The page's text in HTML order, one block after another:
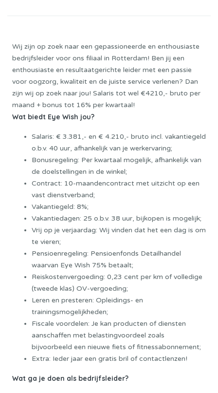
Wij zijn op zoek naar een gepassioneerde en enthousiaste
bedrijfsleider voor ons filiaal in Rotterdam! Ben jij een
enthousiaste en resultaatgerichte leider met een passie
voor oogzorg, kwaliteit en de juiste service verlenen? Dan
zijn wij op zoek naar jou! Salaris tot wel €4210,- bruto per
maand + bonus tot 16% per kwartaal!
Wat biedt Eye Wish jou?
Salaris: € 3.381,- en € 4.210,- bruto incl. vakantiegeld
o.b.v. 40 uur, afhankelijk van je werkervaring;
Bonusregeling: Per kwartaal mogelijk, afhankelijk van
de doelstellingen in de winkel;
Contract: 10-maandencontract met uitzicht op een
vast dienstverband;
Vakantiegeld: 8%;
Vakantiedagen: 25 o.b.v. 38 uur, bijkopen is mogelijk;
Vrij op je verjaardag: Wij vinden dat het een dag is om
te vieren;
Pensioenregeling: Pensioenfonds Detailhandel
waarvan Eye Wish 75% betaalt;
Reiskostenvergoeding: 0,23 cent per km of volledige
(tweede klas) OV-vergoeding;
Leren en presteren: Opleidings- en
trainingsmogelijkheden;
Fiscale voordelen: Je kan producten of diensten
aanschaffen met belastingvoordeel zoals
bijvoorbeeld een nieuwe fiets of fitnessabonnement;
Extra: Ieder jaar een gratis bril of contactlenzen!
Wat ga je doen als bedrijfsleider?